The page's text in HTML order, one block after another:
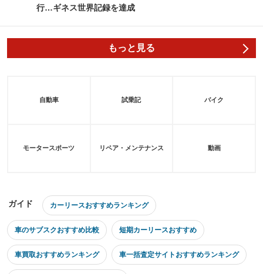
行…ギネス世界記録を達成
もっと見る
自動車 試乗記 バイク
モータースポーツ リペア・メンテナンス 動画
ガイド カーリースおすすめランキング
車のサブスクおすすめ比較 短期カーリースおすすめ
車買取おすすめランキング 車一括査定サイトおすすめランキング